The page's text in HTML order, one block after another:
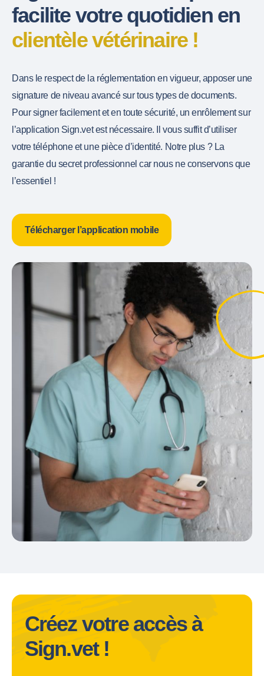
facilite votre quotidien en
clientèle vétérinaire !
Dans le respect de la réglementation en vigueur, apposer une
signature de niveau avancé sur tous types de documents.
Pour signer facilement et en toute sécurité, un enrôlement sur
l’application Sign.vet est nécessaire. Il vous suffit d’utiliser
votre téléphone et une pièce d’identité. Notre plus ? La
garantie du secret professionnel car nous ne conservons que
l’essentiel !
Télécharger l’application mobile
Créez votre accès à
Sign.vet !